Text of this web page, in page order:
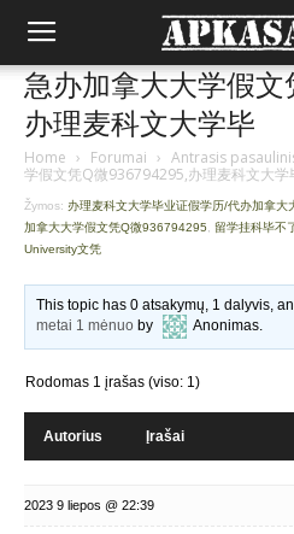
急办加拿大大学假文
办理麦科文大学毕
Home › Forumai › Antrasis
学假文凭Q微936794295,办理麦科文大学
Žymos: 办理麦科文大学毕业证假学历/代办加拿
加拿大大学假文凭Q微936794295
留学挂科毕不
University文凭
This topic has 0 atsakymų, 1 dalyvis,
metai 1 mėnuo by Anonimas.
Rodomas 1 įrašas (viso: 1)
Autorius Įrašai
2023 9 liepos @ 22:39